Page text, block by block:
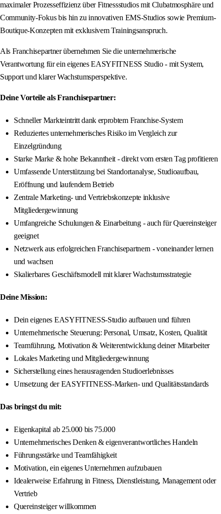
maximaler Prozesseffizienz über Fitnessstudios mit Clubatmosphäre und
Community-Fokus bis hin zu innovativen EMS-Studios sowie Premium-
Boutique-Konzepten mit exklusivem Trainingsanspruch.
Als Franchisepartner übernehmen Sie die unternehmerische
Verantwortung für ein eigenes EASYFITNESS Studio - mit System,
Support und klarer Wachstumsperspektive.
Deine Vorteile als Franchisepartner:
Schneller Markteintritt dank erprobtem Franchise-System
Reduziertes unternehmerisches Risiko im Vergleich zur
Einzelgründung
Starke Marke & hohe Bekanntheit - direkt vom ersten Tag profitieren
Umfassende Unterstützung bei Standortanalyse, Studioaufbau,
Eröffnung und laufendem Betrieb
Zentrale Marketing- und Vertriebskonzepte inklusive
Mitgliedergewinnung
Umfangreiche Schulungen & Einarbeitung - auch für Quereinsteiger
geeignet
Netzwerk aus erfolgreichen Franchisepartnern - voneinander lernen
und wachsen
Skalierbares Geschäftsmodell mit klarer Wachstumsstrategie
Deine Mission:
Dein eigenes EASYFITNESS-Studio aufbauen und führen
Unternehmerische Steuerung: Personal, Umsatz, Kosten, Qualität
Teamführung, Motivation & Weiterentwicklung deiner Mitarbeiter
Lokales Marketing und Mitgliedergewinnung
Sicherstellung eines herausragenden Studioerlebnisses
Umsetzung der EASYFITNESS-Marken- und Qualitätsstandards
Das bringst du mit:
Eigenkapital ab 25.000 bis 75.000
Unternehmerisches Denken & eigenverantwortliches Handeln
Führungsstärke und Teamfähigkeit
Motivation, ein eigenes Unternehmen aufzubauen
Idealerweise Erfahrung in Fitness, Dienstleistung, Management oder
Vertrieb
Quereinsteiger willkommen